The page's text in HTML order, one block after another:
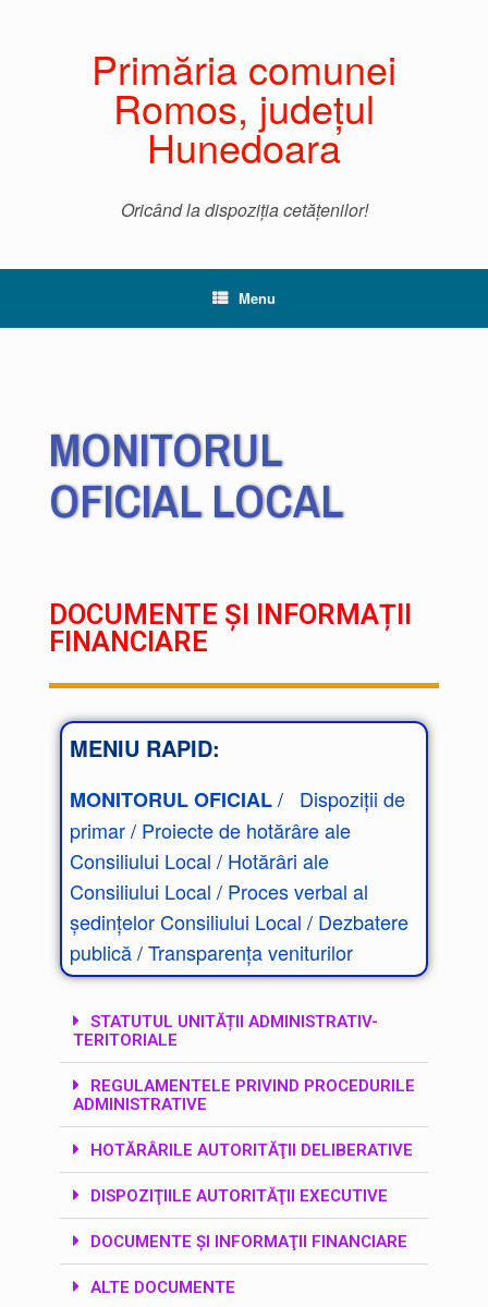
Primăria comunei
Romos, județul
Hunedoara
Oricând la dispoziția cetățenilor!
Menu
MONITORUL
OFICIAL LOCAL
DOCUMENTE ȘI INFORMAȚII
FINANCIARE
MENIU RAPID:
MONITORUL OFICIAL/ Dispoziții de
primar/ Proiecte de hotărâre ale
Consiliului Local / Hotărâri ale
Consiliului Local / Proces verbal al
ședințelor Consiliului Local / Dezbatere
publică/Transparența veniturilor
STATUTUL UNITĂȚII ADMINISTRATIV-
TERITORIALE
REGULAMENTELE PRIVIND PROCEDURILE
ADMINISTRATIVE
HOTĂRÂRILE AUTORITĂŢII DELIBERATIVE
DISPOZIŢIILE AUTORITĂŢII EXECUTIVE
DOCUMENTE ŞI INFORMAŢII FINANCIARE
ALTE DOCUMENTE